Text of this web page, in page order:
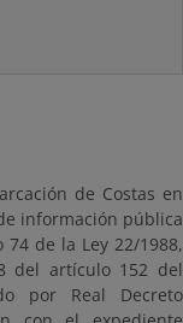
de Costas en
información pública
de la Ley 22/1988,
del artículo 152 del
por Real Decreto